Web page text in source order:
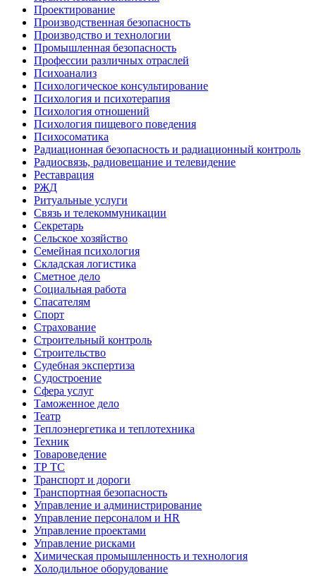
Проектирование
Производственная безопасность
Производство и технологии
Промышленная безопасность
Профессии различных отраслей
Психоанализ
Психологическое консультирование
Психология и психотерапия
Психология отношений
Психология пищевого поведения
Психосоматика
Радиационная безопасность и радиационный контроль
Радиосвязь, радиовещание и телевидение
Реставрация
РЖД
Ритуальные услуги
Связь и телекоммуникации
Секретарь
Сельское хозяйство
Семейная психология
Складская логистика
Сметное дело
Социальная работа
Спасателям
Спорт
Страхование
Строительный контроль
Строительство
Судебная экспертиза
Судостроение
Сфера услуг
Таможенное дело
Театр
Теплоэнергетика и теплотехника
Техник
Товароведение
ТР ТС
Транспорт и дороги
Транспортная безопасность
Управление и администрирование
Управление персоналом и HR
Управление проектами
Управление рисками
Химическая промышленность и технология
Холодильное оборудование